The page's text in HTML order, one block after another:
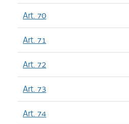
Art. 70
Art. 71
Art. 72
Art. 73
Art. 74